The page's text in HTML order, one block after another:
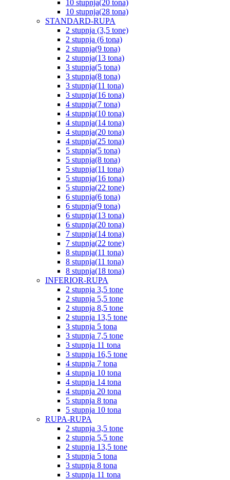
10 stupnja(20 tona)
10 stupnja(28 tona)
STANDARD-RUPA
2 stupnja (3,5 tone)
2 stupnja (6 tona)
2 stupnja(9 tona)
2 stupnja(13 tona)
3 stupnja(5 tona)
3 stupnja(8 tona)
3 stupnja(11 tona)
3 stupnja(16 tona)
4 stupnja(7 tona)
4 stupnja(10 tona)
4 stupnja(14 tona)
4 stupnja(20 tona)
4 stupnja(25 tona)
5 stupnja(5 tona)
5 stupnja(8 tona)
5 stupnja(11 tona)
5 stupnja(16 tona)
5 stupnja(22 tone)
6 stupnja(6 tona)
6 stupnja(9 tona)
6 stupnja(13 tona)
6 stupnja(20 tona)
7 stupnja(14 tona)
7 stupnja(22 tone)
8 stupnja(11 tona)
8 stupnja(11 tona)
8 stupnja(18 tona)
INFERIOR-RUPA
2 stupnja 3,5 tone
2 stupnja 5,5 tone
2 stupnja 8,5 tone
2 stupnja 13,5 tone
3 stupnja 5 tona
3 stupnja 7,5 tone
3 stupnja 11 tona
3 stupnja 16,5 tone
4 stupnja 7 tona
4 stupnja 10 tona
4 stupnja 14 tona
4 stupnja 20 tona
5 stupnja 8 tona
5 stupnja 10 tona
RUPA-RUPA
2 stupnja 3,5 tone
2 stupnja 5,5 tone
2 stupnja 13,5 tone
3 stupnja 5 tona
3 stupnja 8 tona
3 stupnja 11 tona